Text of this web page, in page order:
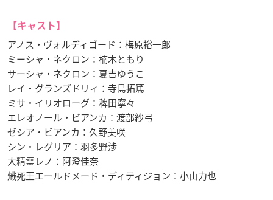
【キャスト】
アノス・ヴォルディゴード：梅原裕一郎
ミーシャ・ネクロン：楠木ともり
サーシャ・ネクロン：夏吉ゆうこ
レイ・グランズドリィ：寺島拓篤
ミサ・イリオローグ：稗田寧々
エレオノール・ビアンカ：渡部紗弓
ゼシア・ビアンカ：久野美咲
シン・レグリア：羽多野渉
大精霊レノ：阿澄佳奈
熾死王エールドメード・ディティジョン：小山力也